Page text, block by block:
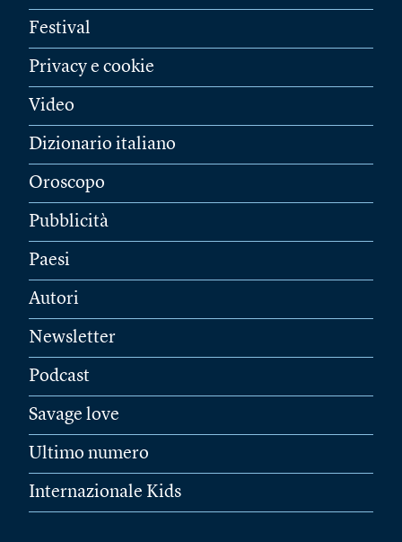
Festival
Privacy e cookie
Video
Dizionario italiano
Oroscopo
Pubblicità
Paesi
Autori
Newsletter
Podcast
Savage love
Ultimo numero
Internazionale Kids